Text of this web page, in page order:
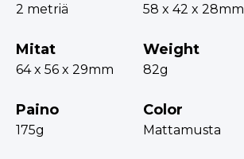
2 metriä
Mitat
64 x 56 x 29mm
Paino
175g
58 x 42 x 28mm
Weight
82g
Color
Mattamusta